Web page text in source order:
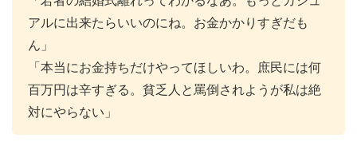
アルに出来たらいいのにね。お金かかりすぎだも
ん」
「本当にお金持ちだけやってほしいわ。庶民には何
百万円は辛すぎる。貧乏人と罵倒されようが私は絶
対にやらない」